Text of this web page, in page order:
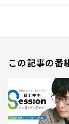
この記事の番